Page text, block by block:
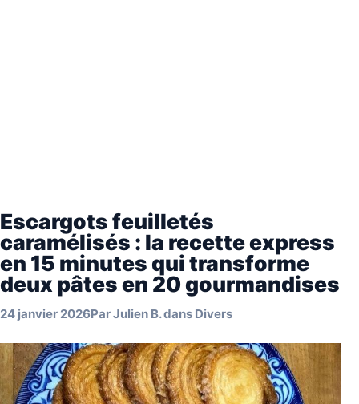
Escargots feuilletés
caramélisés : la recette express
en 15 minutes qui transforme
deux pâtes en 20 gourmandises
24 janvier 2026ParJulien B.dans Divers